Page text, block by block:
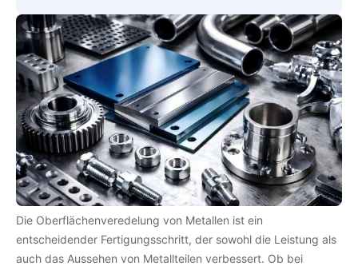
Die Oberflächenveredelung von Metallen ist ein
entscheidender Fertigungsschritt, der sowohl die Leistung als
auch das Aussehen von Metallteilen verbessert. Ob bei